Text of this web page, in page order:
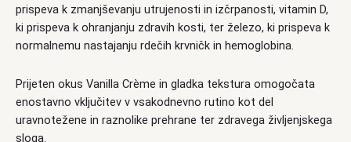
prispeva k zmanjševanju utrujenosti in izčrpanosti, vitamin D,
ki prispeva k ohranjanju zdravih kosti, ter železo, ki prispeva k
normalnemu nastajanju rdečih krvničk in hemoglobina.
Prijeten okus Vanilla Crème in gladka tekstura omogočata
enostavno vključitev v vsakodnevno rutino kot del
uravnotežene in raznolike prehrane ter zdravega življenjskega
sloga.